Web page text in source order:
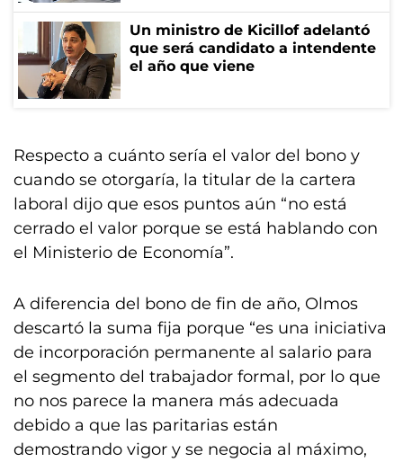
Un ministro de Kicillof adelantó
que será candidato a intendente
el año que viene
Respecto a cuánto sería el valor del bono y
cuando se otorgaría, la titular de la cartera
laboral dijo que esos puntos aún “no está
cerrado el valor porque se está hablando con
el Ministerio de Economía”.
A diferencia del bono de fin de año, Olmos
descartó la suma fija porque “es una iniciativa
de incorporación permanente al salario para
el segmento del trabajador formal, por lo que
no nos parece la manera más adecuada
debido a que las paritarias están
demostrando vigor y se negocia al máximo,